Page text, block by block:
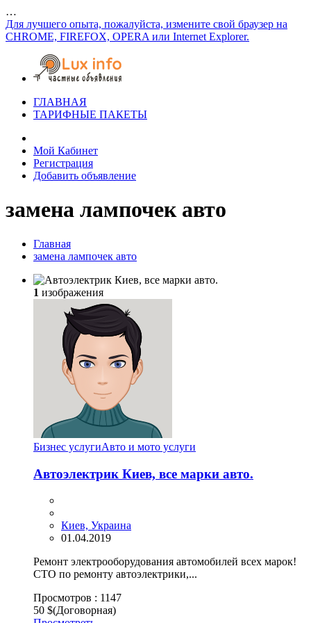
…
Для лучшего опыта, пожалуйста, измените свой браузер на
CHROME, FIREFOX, OPERA или Internet Explorer.
ГЛАВНАЯ
ТАРИФНЫЕ ПАКЕТЫ
Мой Кабинет
Регистрация
Добавить объявление
замена лампочек авто
Главная
замена лампочек авто
1 изображения
Бизнес услугиАвто и мото услуги
Автоэлектрик Киев, все марки авто.
Киев, Украина
01.04.2019
Ремонт электрооборудования автомобилей всех марок!
СТО по ремонту автоэлектрики,...
Просмотров : 1147
50 $(Договорная)